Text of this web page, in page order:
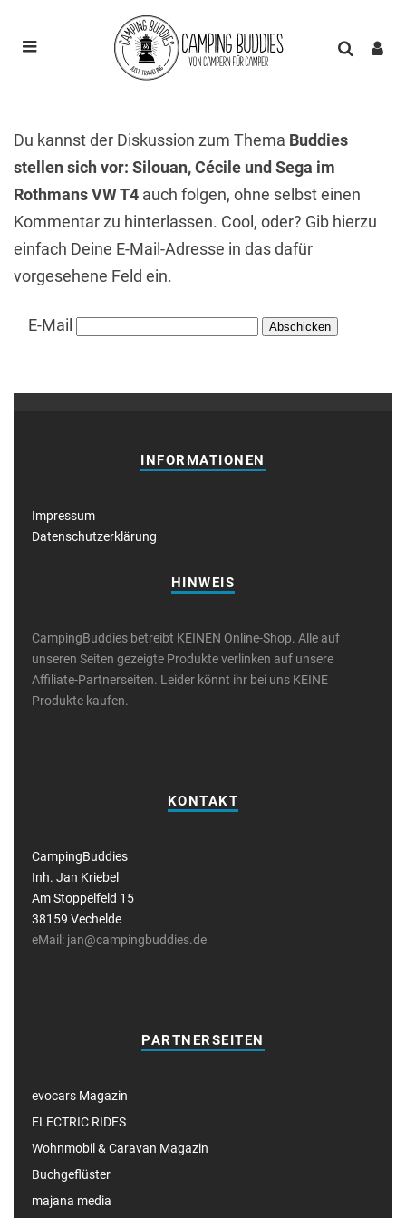
Du kannst der Diskussion zum Thema Buddies
stellen sich vor: Silouan, Cécile und Sega im
Rothmans VW T4 auch folgen, ohne selbst einen
Kommentar zu hinterlassen. Cool, oder? Gib hierzu
einfach Deine E-Mail-Adresse in das dafür
vorgesehene Feld ein.
E-Mail
INFORMATIONEN
Impressum
Datenschutzerklärung
HINWEIS
CampingBuddies betreibt KEINEN Online-Shop. Alle auf
unseren Seiten gezeigte Produkte verlinken auf unsere
Affiliate-Partnerseiten. Leider könnt ihr bei uns KEINE
Produkte kaufen.
KONTAKT
CampingBuddies
Inh. Jan Kriebel
Am Stoppelfeld 15
38159 Vechelde
eMail: jan@campingbuddies.de
PARTNERSEITEN
evocars Magazin
ELECTRIC RIDES
Wohnmobil & Caravan Magazin
Buchgeflüster
majana media